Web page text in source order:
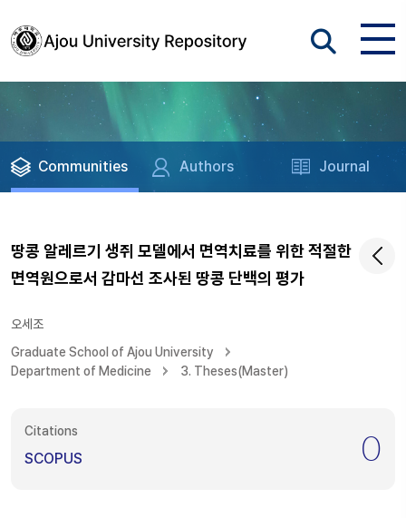
Communities Authors Journal
땅콩 알레르기 생쥐 모델에서 면역치료를 위한 적절한
면역원으로서 감마선 조사된 땅콩 단백의 평가
오세조
Graduate School of Ajou University
Department of Medicine
3. Theses(Master)
Citations
SCOPUS 0